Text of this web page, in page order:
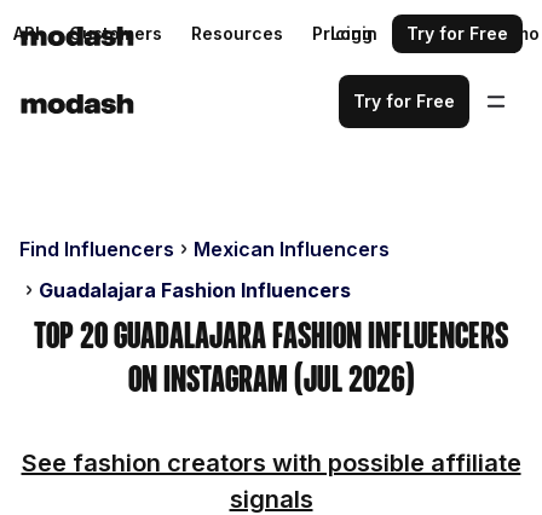
API Customers Resources Pricing Request a demo
Login Try for Free
Try for Free
Find Influencers
Mexican Influencers
Guadalajara Fashion Influencers
Top 20 Guadalajara Fashion Influencers
on Instagram (Jul 2026)
See fashion creators with possible affiliate
signals